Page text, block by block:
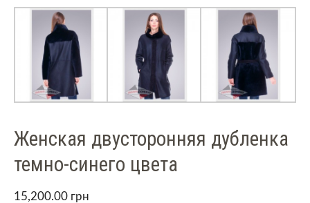
Женская двусторонняя дубленка
темно-синего цвета
15,200.00 грн